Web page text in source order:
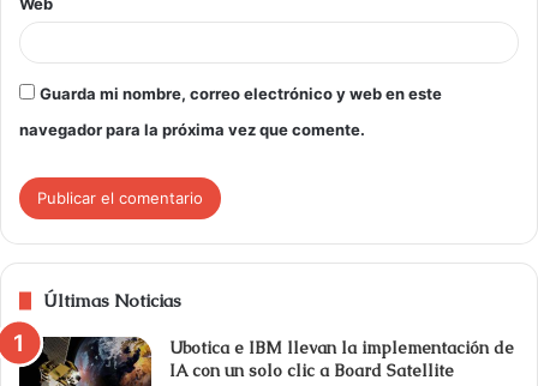
Web
Guarda mi nombre, correo electrónico y web en este
navegador para la próxima vez que comente.
Últimas Noticias
Ubotica e IBM llevan la implementación de
IA con un solo clic a Board Satellite